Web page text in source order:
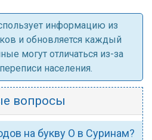
информацию из
и обновляется каждый
могут отличаться из-за
населения.
вопросы
на букву О в Суринам?